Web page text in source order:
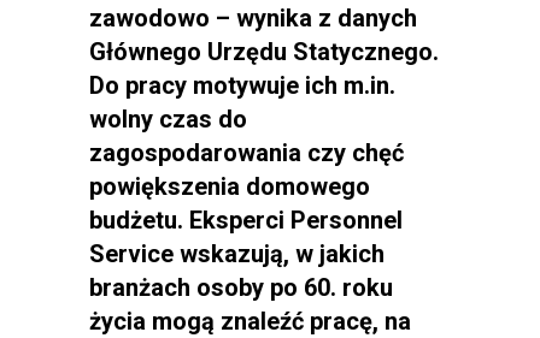
zawodowo – wynika z danych
Głównego Urzędu Statycznego.
Do pracy motywuje ich m.in.
wolny czas do
zagospodarowania czy chęć
powiększenia domowego
budżetu. Eksperci Personnel
Service wskazują, w jakich
branżach osoby po 60. roku
życia mogą znaleźć pracę, na